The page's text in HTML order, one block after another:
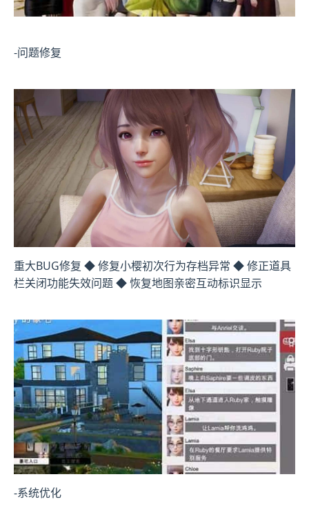
-问题修复
重大BUG修复 ◆ 修复小樱初次行为存档异常 ◆ 修正道具
栏关闭功能失效问题 ◆ 恢复地图亲密互动标识显示
-系统优化